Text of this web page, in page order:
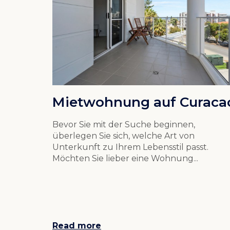
Mietwohnung auf
Bevor Sie mit der Suche beginnen,
überlegen Sie sich, welche Art von
Unterkunft zu Ihrem Lebensstil passt.
Möchten Sie lieber eine Wohnung...
Read more